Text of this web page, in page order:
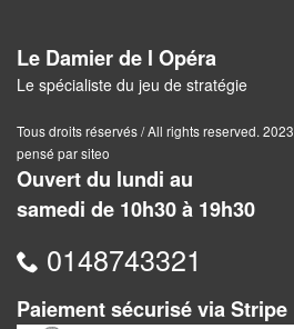
Backgammon
Jeux
traditionnels
Dominos
Jeu
Dames
Le Damier de l Opéra
Le spécialiste du jeu de stratégie
Tous droits réservés / All rights reserved. 2023
pensé par siteo
Ouvert du lundi au
samedi de 10h30 à 19h30
0148743321
Paiement sécurisé via Stripe